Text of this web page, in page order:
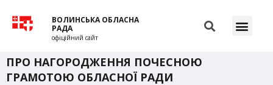
ВОЛИНСЬКА ОБЛАСНА
РАДА
офіційний сайт
ПРО НАГОРОДЖЕННЯ ПОЧЕСНОЮ
ГРАМОТОЮ ОБЛАСНОЇ РАДИ